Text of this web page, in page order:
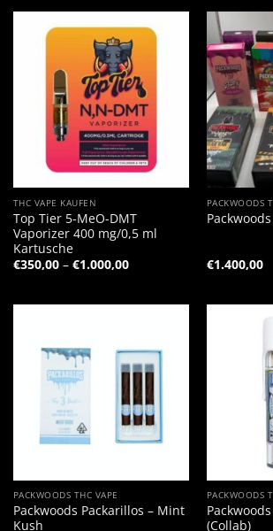
THC VAPE KAUFEN
Top Tier 5-MeO-DMT
Vaporizer 400 mg/0,5 ml
Kartusche
€350,00 – €1.000,00Preisspanne:
€350,00
PACKWOODS
€1.400,00
PACKWOODS THC VAPE
Packwoods Packarillos – Mint
Kush
PACKWOODS
(Collab)